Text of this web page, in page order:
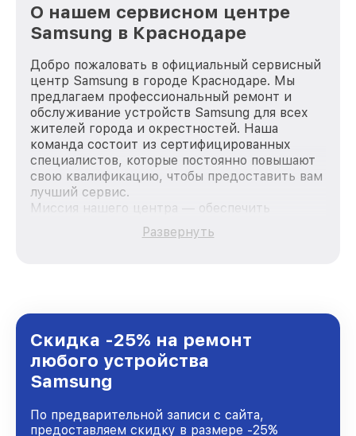
О нашем сервисном центре
Samsung в Краснодаре
Добро пожаловать в официальный сервисный
центр Samsung в городе Краснодаре. Мы
предлагаем профессиональный ремонт и
обслуживание устройств Samsung для всех
жителей города и окрестностей. Наша
команда состоит из сертифицированных
специалистов, которые постоянно повышают
свою квалификацию, чтобы предоставить вам
лучший сервис.
Миссия нашего центра — обеспечить
качественный и доступный ремонт для
каждого пользователя продукции Samsung,
городе Краснодаре, постоянно повышая
уровень доверия и лояльности наших
клиентов.
Развернуть
Скидка -25% на ремонт
любого устройства
Samsung
По предварительной записи с сайта,
предоставляем скидку в размере -25%